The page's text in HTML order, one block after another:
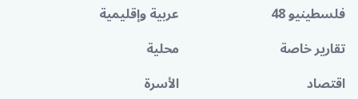
فلسطينيو 48
عربية وإقليمية
تقارير خاصة
محلية
اقتصاد
الأسرة